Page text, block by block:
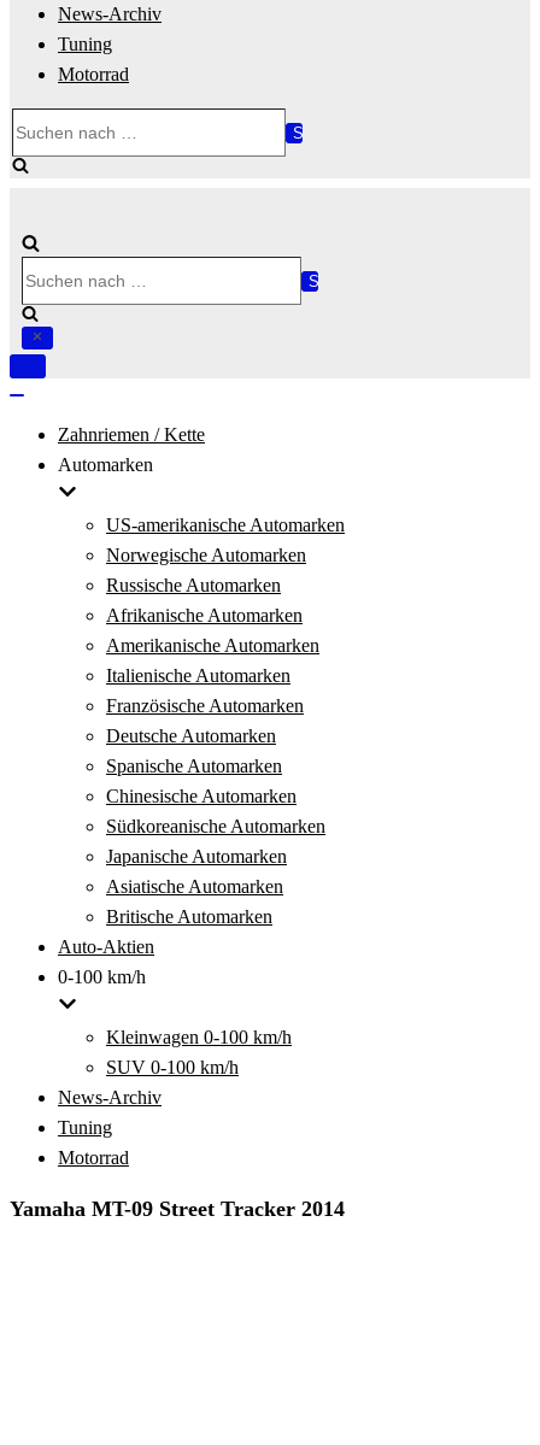
News-Archiv
Tuning
Motorrad
nach …
nach …
Navigation
Zahnriemen / Kette
Automarken
US-amerikanische Automarken
Norwegische Automarken
Russische Automarken
Afrikanische Automarken
Amerikanische Automarken
Italienische Automarken
Französische Automarken
Deutsche Automarken
Spanische Automarken
Chinesische Automarken
Südkoreanische Automarken
Japanische Automarken
Asiatische Automarken
Britische Automarken
Auto-Aktien
0-100 km/h
Kleinwagen 0-100 km/h
SUV 0-100 km/h
News-Archiv
Tuning
Motorrad
Yamaha MT-09 Street Tracker 2014